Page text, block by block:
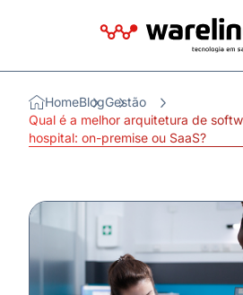
HomeBlogGestão
Qual é a melhor arquitetura de
hospital: on-premise ou SaaS?